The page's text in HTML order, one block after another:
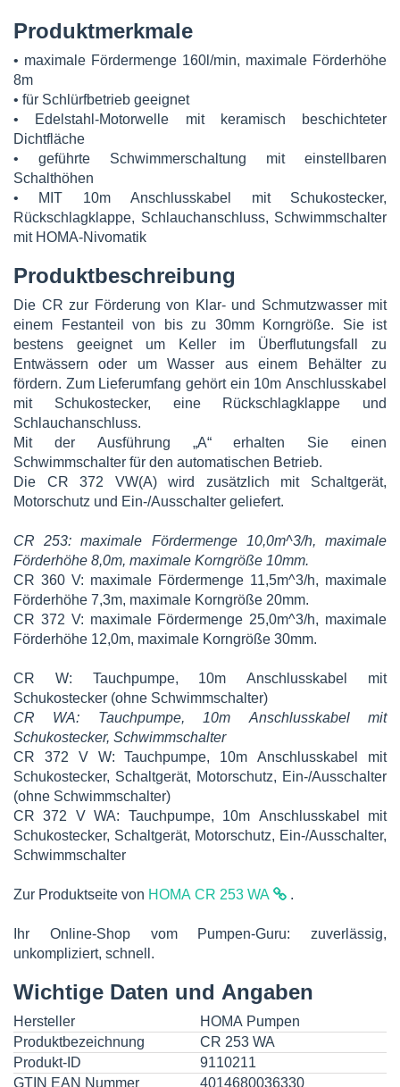
Produktmerkmale
• maximale Fördermenge 160l/min, maximale Förderhöhe
8m
• für Schlürfbetrieb geeignet
• Edelstahl-Motorwelle mit keramisch beschichteter
Dichtfläche
• geführte Schwimmerschaltung mit einstellbaren
Schalthöhen
• MIT 10m Anschlusskabel mit Schukostecker,
Rückschlagklappe, Schlauchanschluss, Schwimmschalter
mit HOMA-Nivomatik
Produktbeschreibung
Die CR zur Förderung von Klar- und Schmutzwasser mit
einem Festanteil von bis zu 30mm Korngröße. Sie ist
bestens geeignet um Keller im Überflutungsfall zu
Entwässern oder um Wasser aus einem Behälter zu
fördern. Zum Lieferumfang gehört ein 10m Anschlusskabel
mit Schukostecker, eine Rückschlagklappe und
Schlauchanschluss.
Mit der Ausführung „A“ erhalten Sie einen
Schwimmschalter für den automatischen Betrieb.
Die CR 372 VW(A) wird zusätzlich mit Schaltgerät,
Motorschutz und Ein-/Ausschalter geliefert.
CR 253: maximale Fördermenge 10,0m^3/h, maximale
Förderhöhe 8,0m, maximale Korngröße 10mm.
CR 360 V: maximale Fördermenge 11,5m^3/h, maximale
Förderhöhe 7,3m, maximale Korngröße 20mm.
CR 372 V: maximale Fördermenge 25,0m^3/h, maximale
Förderhöhe 12,0m, maximale Korngröße 30mm.
CR W: Tauchpumpe, 10m Anschlusskabel mit
Schukostecker (ohne Schwimmschalter)
CR WA: Tauchpumpe, 10m Anschlusskabel mit
Schukostecker, Schwimmschalter
CR 372 V W: Tauchpumpe, 10m Anschlusskabel mit
Schukostecker, Schaltgerät, Motorschutz, Ein-/Ausschalter
(ohne Schwimmschalter)
CR 372 V WA: Tauchpumpe, 10m Anschlusskabel mit
Schukostecker, Schaltgerät, Motorschutz, Ein-/Ausschalter,
Schwimmschalter
Zur Produktseite von HOMA CR 253 WA .
Ihr Online-Shop vom Pumpen-Guru: zuverlässig,
unkompliziert, schnell.
Wichtige Daten und Angaben
Hersteller
HOMA Pumpen
Produktbezeichnung
CR 253 WA
Produkt-ID
9110211
GTIN EAN Nummer
4014680036330